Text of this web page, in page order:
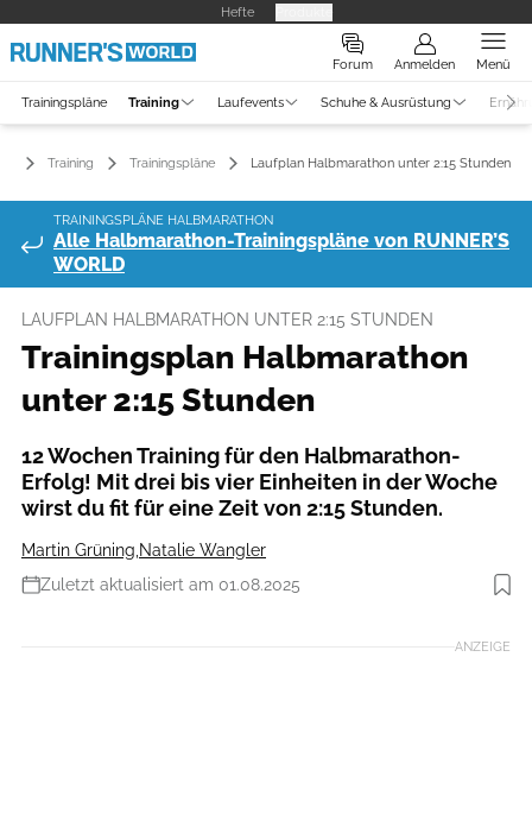
Hefte
Forum Anmelden Menü
Trainingspläne Training Laufevents Schuhe & Ausrüstung
Training Trainingspläne Laufplan Halbmarathon unter 2:15 Stunden
TRAININGSPLÄNE HALBMARATHON
Alle Halbmarathon-Trainingspläne von RUNNER’S
WORLD
LAUFPLAN HALBMARATHON UNTER 2:15 STUNDEN
Trainingsplan Halbmarathon
unter 2:15 Stunden
12 Wochen Training für den Halbmarathon-
Erfolg! Mit drei bis vier Einheiten in der Woche
wirst du fit für eine Zeit von 2:15 Stunden.
Martin Grüning Natalie Wangler
Zuletzt aktualisiert am 01.08.2025
Foto: iStockphoto
ANZEIGE